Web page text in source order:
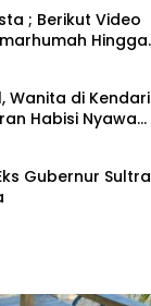
; Berikut Video
Hingga
Wanita di Kendari
Habisi Nyawa
Gubernur Sultra